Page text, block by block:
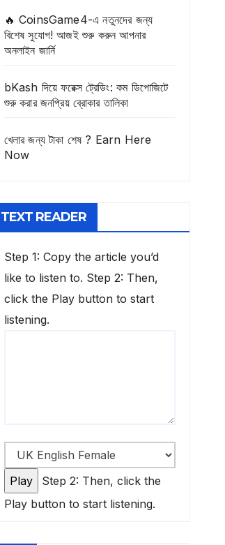
🔥 CoinsGame4-এ নতুনদের জন্য
বিশেষ সুযোগ! আজই শুরু করুন আপনার
অনলাইন জার্নি
bKash দিয়ে ফরেক্স ট্রেডিং: কম ডিপোজিটে
শুরু করার জনপ্রিয় ব্রোকার তালিকা
খেলার জন্য টাকা শেষ ? Earn Here
Now
TEXT READER
Step 1: Copy the article you’d
like to listen to. Step 2: Then,
click the Play button to start
listening.
Step 2: Then, click the
Play button to start listening.